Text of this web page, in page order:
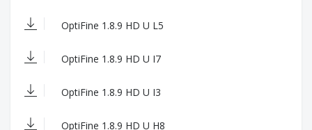
- fixed tall grass rendering in the End when
mipmaps are enabled
program
programs (spiders, players, enchanted items)
- added shaders compatible rendering for end
- compatible with Forge #1902
OptiFine 1.8.9 HD U L5
OptiFine 1.8.9 HD U I7
OptiFine 1.8.9 HD U I3
OptiFine 1.8.9 HD U H8